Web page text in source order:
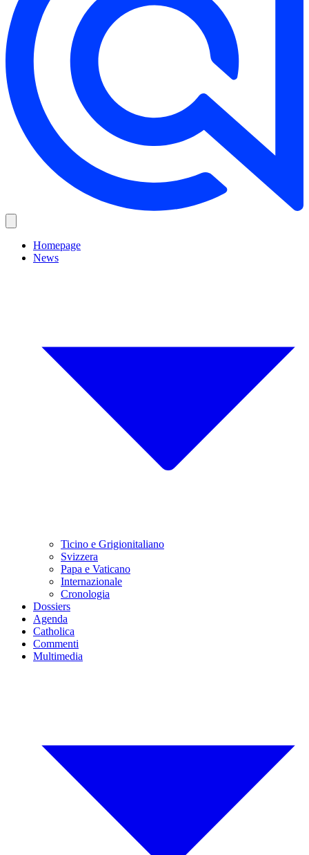
Homepage
News
Ticino e Grigionitaliano
Svizzera
Papa e Vaticano
Internazionale
Cronologia
Dossiers
Agenda
Catholica
Commenti
Multimedia